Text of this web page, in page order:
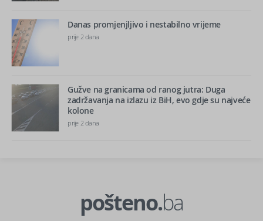
Danas promjenjljivo i nestabilno vrijeme
prije 2 dana
Gužve na granicama od ranog jutra: Duga
zadržavanja na izlazu iz BiH, evo gdje su najveće
kolone
prije 2 dana
pošteno.ba